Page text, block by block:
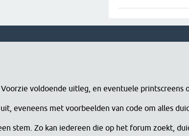
voldoende uitleg, en eventuele printscreens
eveneens met voorbeelden van code om alles
stem. Zo kan iedereen die op het forum zoekt,